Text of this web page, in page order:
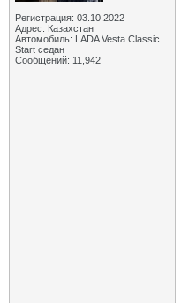
Регистрация: 03.10.2022
Адрес: Казахстан
Автомобиль: LADA Vesta Classic
Start седан
Сообщений: 11,942